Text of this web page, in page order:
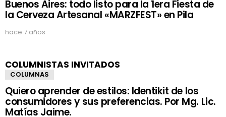
Buenos Aires: todo listo para la 1era Fiesta de
la Cerveza Artesanal «MARZFEST» en Pila
hace 7 años
COLUMNISTAS INVITADOS
COLUMNAS
Quiero aprender de estilos: Identikit de los
consumidores y sus preferencias. Por Mg. Lic.
Matías Jaime.